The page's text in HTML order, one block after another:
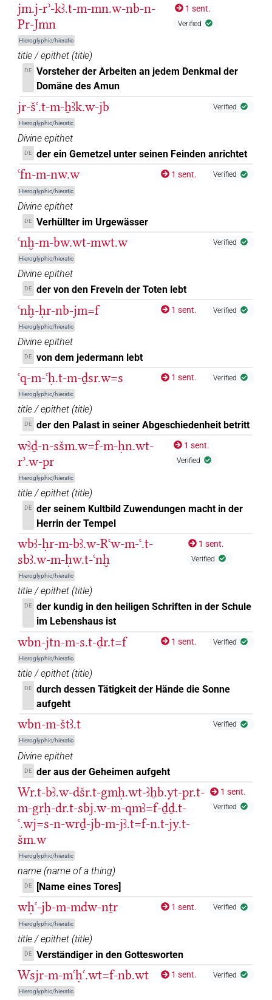
jm.j-rʾ-kꜣ.t-m-mn.w-nb-n-
Pr-Jmn
Hieroglyphic/hieratic
1 sent.
Verified
title / epithet (title)
DE Vorsteher der Arbeiten an jedem Denkmal der
Domäne des Amun
jr-šꜥ.t-m-ẖꜣk.w-jb
Hieroglyphic/hieratic
Verified
Divine epithet
DE der ein Gemetzel unter seinen Feinden anrichtet
ꜥfn-m-nw.w
Hieroglyphic/hieratic
1 sent. Verified
Divine epithet
DE Verhüllter im Urgewässer
ꜥnḫ-m-bw.wt-mwt.w
Hieroglyphic/hieratic
Verified
Divine epithet
DE der von den Freveln der Toten lebt
ꜥnḫ-ḥr-nb-jm=f
Hieroglyphic/hieratic
1 sent. Verified
Divine epithet
DE von dem jedermann lebt
ꜥq-m-ꜥḥ.t-m-ḏsr.w=s
Hieroglyphic/hieratic
1 sent. Verified
title / epithet (title)
DE der den Palast in seiner Abgeschiedenheit betritt
wꜣḏ-n-sšm.w=f-m-ḥn.wt-
rʾ.w-pr
Hieroglyphic/hieratic
1 sent.
Verified
title / epithet (title)
DE der seinem Kultbild Zuwendungen macht in der
Herrin der Tempel
wbꜣ-ḥr-m-bꜣ.w-Rꜥw-m-ꜥ.t-
sbꜣ.w-m-ḥw.t-ꜥnḫ
Hieroglyphic/hieratic
1 sent.
Verified
title / epithet (title)
DE der kundig in den heiligen Schriften in der Schule
im Lebenshaus ist
wbn-jtn-m-s.t-ḏr.t=f
Hieroglyphic/hieratic
1 sent. Verified
title / epithet (title)
DE durch dessen Tätigkeit der Hände die Sonne
aufgeht
wbn-m-štꜣ.t
Hieroglyphic/hieratic
Verified
Divine epithet
DE der aus der Geheimen aufgeht
Wr.t-bꜣ.w-dšr.t-gmḥ.wt-ꜣẖb.yt-pr.t-
m-grḥ-dr.t-sbj.w-m-qmꜣ=f-ḏḏ.t-
ꜥ.wj=s-n-wrḏ-jb-m-jꜣ.t=f-n.t-jy.t-
šm.w
Hieroglyphic/hieratic
1 sent.
Verified
name (name of a thing)
DE [Name eines Tores]
wḥꜥ-jb-m-mdw-nṯr
Hieroglyphic/hieratic
1 sent. Verified
title / epithet (title)
DE Verständiger in den Gottesworten
Wsjr-m-mꜥḥꜥ.wt=f-nb.wt
Hieroglyphic/hieratic
1 sent. Verified